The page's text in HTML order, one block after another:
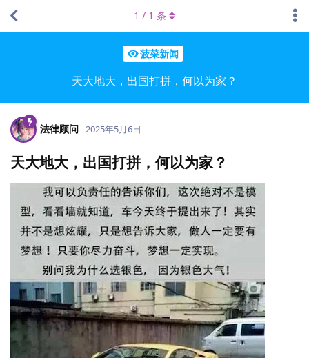
菠菜新闻
天大地大，出国打拼，何以为家？
1 / 1 条
法律顾问 2025年5月6日
天大地大，出国打拼，何以为家？